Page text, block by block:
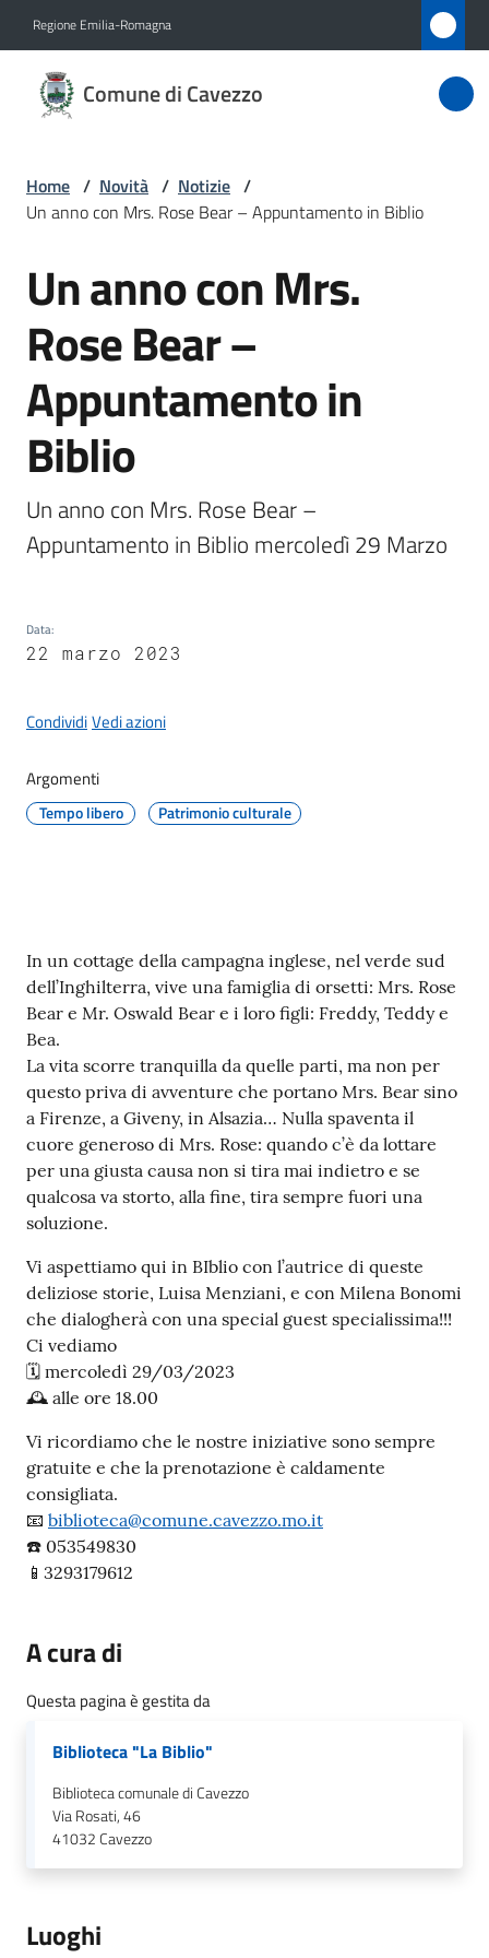
Regione Emilia-Romagna
Comune di Cavezzo
di
Novità
Servizi
Vivere
Cavezzo
Cavezzo
telematico
SUE
Seguici
su
Home / Novità / Notizie /
Un anno con Mrs. Rose Bear – Appuntamento in Biblio
Salta al contenuto
Un anno con Mrs.
Rose Bear –
Appuntamento in
Biblio
Un anno con Mrs. Rose Bear –
Appuntamento in Biblio mercoledì 29 Marzo
Data:
22 marzo 2023
CondividiVedi azioni
Argomenti
Tempo libero Patrimonio culturale
Contenuto
In un cottage della campagna inglese, nel verde sud
dell’Inghilterra, vive una famiglia di orsetti: Mrs. Rose
Bear e Mr. Oswald Bear e i loro figli: Freddy, Teddy e
Bea.
La vita scorre tranquilla da quelle parti, ma non per
questo priva di avventure che portano Mrs. Bear sino
a Firenze, a Giveny, in Alsazia… Nulla spaventa il
cuore generoso di Mrs. Rose: quando c’è da lottare
per una giusta causa non si tira mai indietro e se
qualcosa va storto, alla fine, tira sempre fuori una
soluzione.
Vi aspettiamo qui in BIblio con l’autrice di queste
deliziose storie, Luisa Menziani, e con Milena Bonomi
che dialogherà con una special guest specialissima!!!
Ci vediamo
🗓️ mercoledì 29/03/2023
🕰️ alle ore 18.00
Vi ricordiamo che le nostre iniziative sono sempre
gratuite e che la prenotazione è caldamente
consigliata.
📧 biblioteca@comune.cavezzo.mo.it
☎️ 053549830
📱3293179612
A cura di
Questa pagina è gestita da
Biblioteca "La Biblio"
Biblioteca comunale di Cavezzo
Via Rosati, 46
41032Cavezzo
Luoghi